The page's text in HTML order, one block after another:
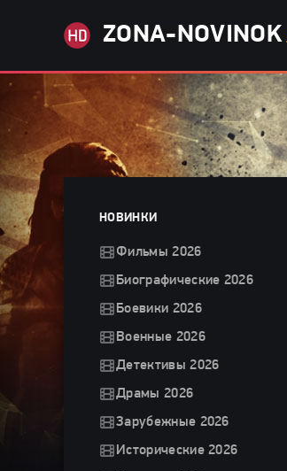
ZONA-NOVINOK
НОВИНКИ
Фильмы 2026
Биографические 2026
Боевики 2026
Военные 2026
Детективы 2026
Драмы 2026
Зарубежные 2026
Исторические 2026